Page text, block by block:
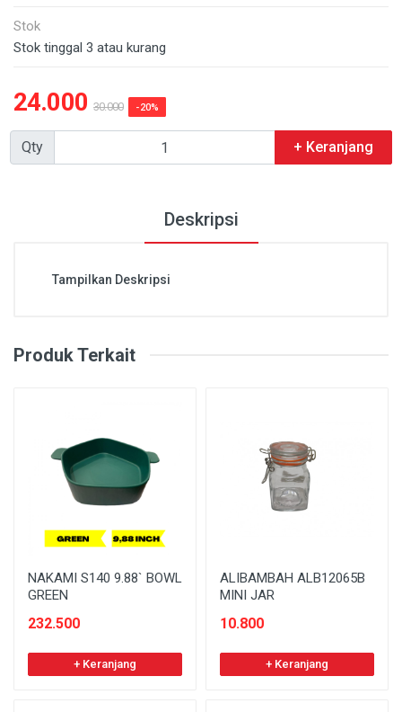
Stok
Stok tinggal 3 atau kurang
24.000 30.000 -20%
Qty + Keranjang
Deskripsi
Tampilkan Deskripsi
Produk Terkait
NAKAMI S140 9.88` BOWL
GREEN
232.500
+ Keranjang
ALIBAMBAH ALB12065B
MINI JAR
10.800
+ Keranjang